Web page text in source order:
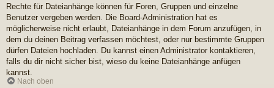
Rechte für Dateianhänge können für Foren, Gruppen und einzelne
Benutzer vergeben werden. Die Board-Administration hat es
möglicherweise nicht erlaubt, Dateianhänge in dem Forum anzufügen, in
dem du deinen Beitrag verfassen möchtest, oder nur bestimmte Gruppen
dürfen Dateien hochladen. Du kannst einen Administrator kontaktieren,
falls du dir nicht sicher bist, wieso du keine Dateianhänge anfügen
kannst.
Nach oben